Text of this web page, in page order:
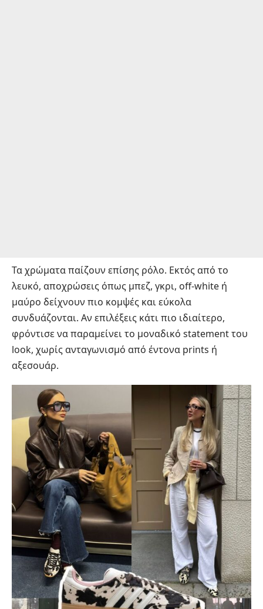
Τα χρώματα παίζουν επίσης ρόλο. Εκτός από το
λευκό, αποχρώσεις όπως μπεζ, γκρι, off-white ή
μαύρο δείχνουν πιο κομψές και εύκολα
συνδυάζονται. Αν επιλέξεις κάτι πιο ιδιαίτερο,
φρόντισε να παραμείνει το μοναδικό statement του
look, χωρίς ανταγωνισμό από έντονα prints ή
αξεσουάρ.